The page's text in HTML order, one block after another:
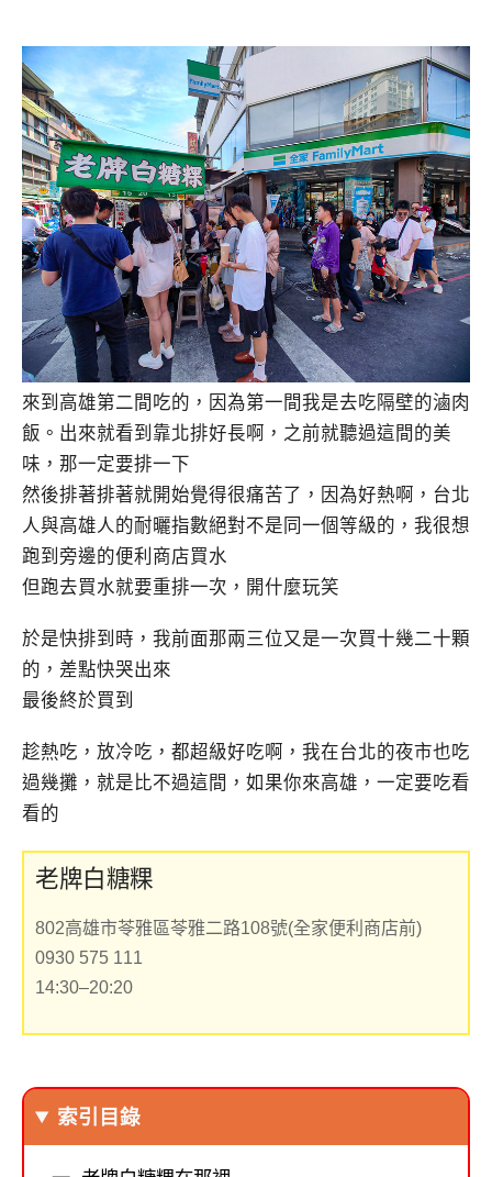
來到高雄第二間吃的，因為第一間我是去吃隔壁的滷肉
飯。出來就看到靠北排好長啊，之前就聽過這間的美
味，那一定要排一下
然後排著排著就開始覺得很痛苦了，因為好熱啊，台北
人與高雄人的耐曬指數絕對不是同一個等級的，我很想
跑到旁邊的便利商店買水
但跑去買水就要重排一次，開什麼玩笑
於是快排到時，我前面那兩三位又是一次買十幾二十顆
的，差點快哭出來
最後終於買到
趁熱吃，放冷吃，都超級好吃啊，我在台北的夜市也吃
過幾攤，就是比不過這間，如果你來高雄，一定要吃看
看的
老牌白糖粿
802高雄市苓雅區苓雅二路108號(全家便利商店前)
0930 575 111
14:30–20:20
索引目錄